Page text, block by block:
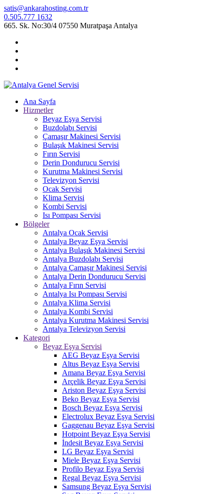
satis@ankarahosting.com.tr
0.505.777 1632
665. Sk. No:30/4 07550 Muratpaşa Antalya
Ana Sayfa
Hizmetler
Beyaz Eşya Servisi
Buzdolabı Servisi
Çamaşır Makinesi Servisi
Bulaşık Makinesi Servisi
Fırın Servisi
Derin Dondurucu Servisi
Kurutma Makinesi Servisi
Televizyon Servisi
Ocak Servisi
Klima Servisi
Kombi Servisi
Isı Pompası Servisi
Bölgeler
Antalya Ocak Servisi
Antalya Beyaz Eşya Servisi
Antalya Bulaşık Makinesi Servisi
Antalya Buzdolabı Servisi
Antalya Çamaşır Makinesi Servisi
Antalya Derin Dondurucu Servisi
Antalya Fırın Servisi
Antalya Isı Pompası Servisi
Antalya Klima Servisi
Antalya Kombi Servisi
Antalya Kurutma Makinesi Servisi
Antalya Televizyon Servisi
Kategori
Beyaz Eşya Servisi
AEG Beyaz Eşya Servisi
Altus Beyaz Eşya Servisi
Amana Beyaz Eşya Servisi
Arçelik Beyaz Eşya Servisi
Ariston Beyaz Eşya Servisi
Beko Beyaz Eşya Servisi
Bosch Beyaz Eşya Servisi
Electrolux Beyaz Eşya Servisi
Gaggenau Beyaz Eşya Servisi
Hotpoint Beyaz Eşya Servisi
İndesit Beyaz Eşya Servisi
LG Beyaz Eşya Servisi
Miele Beyaz Eşya Servisi
Profilo Beyaz Eşya Servisi
Regal Beyaz Eşya Servisi
Samsung Beyaz Eşya Servisi